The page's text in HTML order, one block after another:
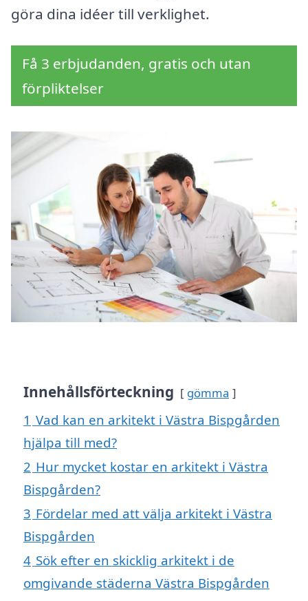
göra dina idéer till verklighet.
Få 3 erbjudanden, gratis och utan
förpliktelser
Innehållsförteckning gömma
1 Vad kan en arkitekt i Västra Bispgården
hjälpa till med?
2 Hur mycket kostar en arkitekt i Västra
Bispgården?
3 Fördelar med att välja arkitekt i Västra
Bispgården
4 Sök efter en skicklig arkitekt i de
omgivande städerna Västra Bispgården